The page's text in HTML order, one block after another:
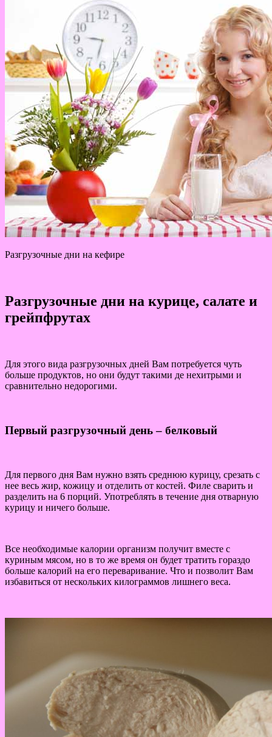
Разгрузочные дни на кефире
Разгрузочные дни на курице, салате и
грейпфрутах
Для этого вида разгрузочных дней Вам потребуется чуть
больше продуктов, но они будут такими де нехитрыми и
сравнительно недорогими.
Первый разгрузочный день – белковый
Для первого дня Вам нужно взять среднюю курицу, срезать с
нее весь жир, кожицу и отделить от костей. Филе сварить и
разделить на 6 порций. Употреблять в течение дня отварную
курицу и ничего больше.
Все необходимые калории организм получит вместе с
куриным мясом, но в то же время он будет тратить гораздо
больше калорий на его переваривание. Что и позволит Вам
избавиться от нескольких килограммов лишнего веса.